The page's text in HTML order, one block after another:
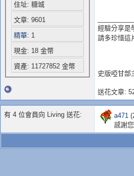
住址: 糖城
文章: 9601
精華: 1
現金: 18 金幣
資產: 11727852 金幣
經驗分享是
請多珍惜這
史版啞甘部
送花文章:
有 4 位會員向 Living 送花: a471
感謝